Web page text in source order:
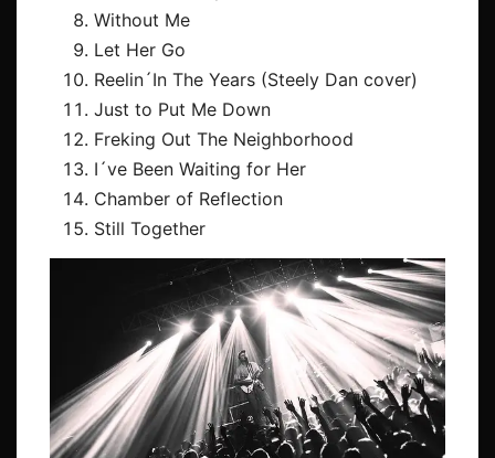
Without Me
Let Her Go
Reelin´In The Years (Steely Dan cover)
Just to Put Me Down
Freking Out The Neighborhood
I´ve Been Waiting for Her
Chamber of Reflection
Still Together